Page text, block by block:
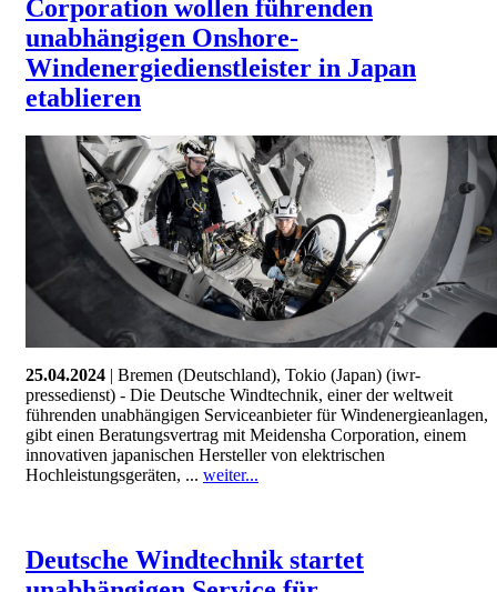
Corporation wollen führenden
unabhängigen Onshore-
Windenergiedienstleister in Japan
etablieren
25.04.2024 | Bremen (Deutschland), Tokio (Japan) (iwr-
pressedienst) - Die Deutsche Windtechnik, einer der weltweit
führenden unabhängigen Serviceanbieter für Windenergieanlagen,
gibt einen Beratungsvertrag mit Meidensha Corporation, einem
innovativen japanischen Hersteller von elektrischen
Hochleistungsgeräten, ... weiter...
Deutsche Windtechnik startet